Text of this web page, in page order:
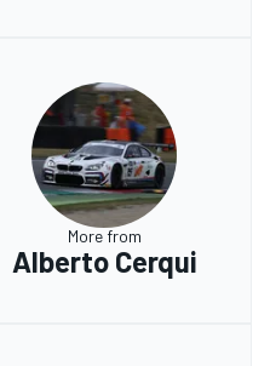
More from
Alberto Cerqui